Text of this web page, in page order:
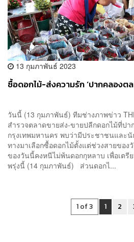
13 กุมภาพันธ์ 2023
ซื้อดอกไม้-ส่งความรัก ‘ปากคลองต
วันนี้ (13 กุมภาพันธ์) ทีมช่างภาพข่าว
สำรวจตลาดขายส่ง-ขายปลีกดอกไม้ที่ป
กรุงเทพมหานคร พบว่ามีประชาชนและนั
ทางมาเลือกซื้อดอกไม้ตั้งแต่ช่วงสายขอ
ของวันนี้คงหนีไม่พ้นดอกกุหลาบ เพื่อเตรี
พรุ่งนี้ (14 กุมภาพันธ์) ส่วนดอกไ...
1 of 3 1 2